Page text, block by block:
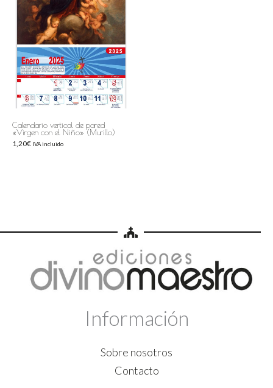
Calendario vertical de pared
«Virgen con el Niño» (Murillo)
1,20€ IVA incluido
Información
Sobre nosotros
Contacto